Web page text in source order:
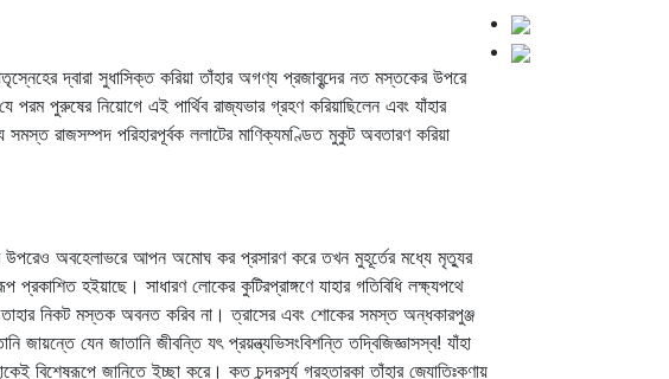
দ্বারা সুধাসিক্ত করিয়া তাঁহার অগণ্য প্রজাবৃন্দের নত মস্তকের উপরে
পরম পুরুষের নিয়োগে এই পার্থিব রাজ্যভার গ্রহণ করিয়াছিলেন এবং যাঁহার
সমস্ত রাজসম্পদ পরিহারপূর্বক ললাটের মাণিক্যমণ্ডিত মুকুট অবতারণ করিয়া
উপরেও অবহেলাভরে আপন অমোঘ কর প্রসারণ করে তখন মুহূর্তের মধ্যে মৃত্যুর
হইয়াছে। সাধারণ লোকের কুটিরপ্রাঙ্গণে যাহার গতিবিধি লক্ষ্যপথে
নিকট মস্তক অবনত করিব না। ত্রাসের এবং শোকের সমস্ত অন্ধকারপুঞ্জ
যেন জাতানি জীবন্তি যৎ প্রয়ন্ত্যভিসংবিশন্তি তদ্বিজিজ্ঞাসস্ব! যাঁহা
বিশেষরূপে জানিতে ইচ্ছা করে। কত চন্দ্রসূর্য গ্রহতারকা তাঁহার জ্যোতিঃকণায়